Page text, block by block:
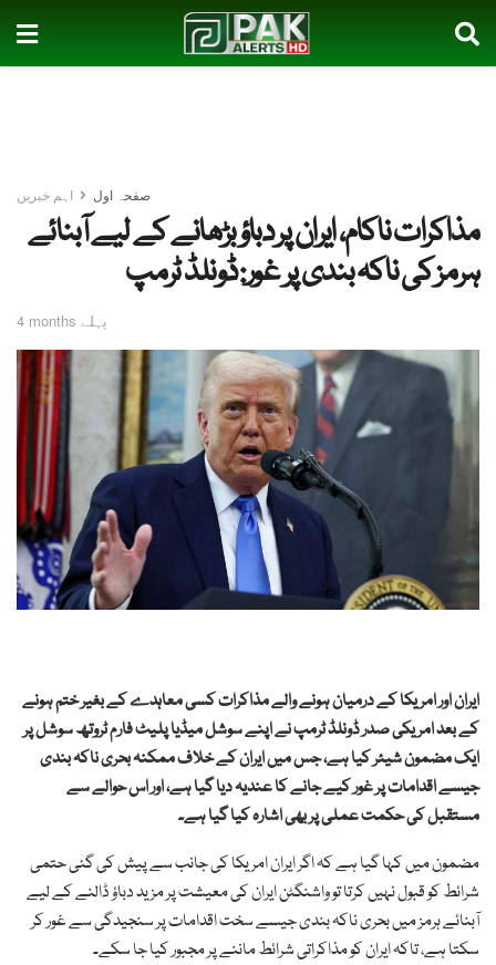
صفحہ اول اہم خبریں
مذاکرات ناکام، ایران پر دباؤ بڑھانے کے لیے آبنائے
ہرمز کی ناکہ بندی پر غور: ڈونلڈ ٹرمپ
4 months پہلے
ایران اور امریکا کے درمیان ہونے والے مذاکرات کسی معاہدے کے بغیر ختم ہونے
کے بعد امریکی صدر ڈونلڈ ٹرمپ نے اپنے سوشل میڈیا پلیٹ فارم ٹروتھ سوشل پر
ایک مضمون شیئر کیا ہے، جس میں ایران کے خلاف ممکنہ بحری ناکہ بندی
جیسے اقدامات پر غور کیے جانے کا عندیہ دیا گیا ہے، اور اس حوالے سے
مستقبل کی حکمت عملی پر بھی اشارہ کیا گیا ہے۔
مضمون میں کہا گیا ہے کہ اگر ایران امریکا کی جانب سے پیش کی گئی حتمی
شرائط کو قبول نہیں کرتا تو واشنگٹن ایران کی معیشت پر مزید دباؤ ڈالنے کے لیے
آبنائے ہرمز میں بحری ناکہ بندی جیسے سخت اقدامات پر سنجیدگی سے غور کر
سکتا ہے، تاکہ ایران کو مذاکراتی شرائط ماننے پر مجبور کیا جا سکے۔